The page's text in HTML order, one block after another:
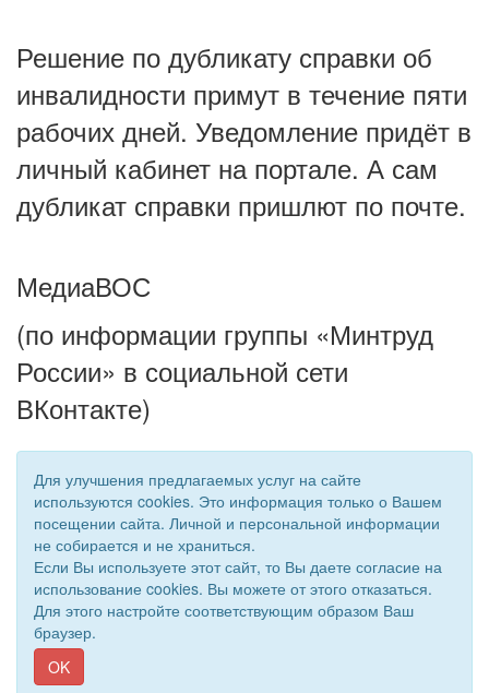
Решение по дубликату справки об
инвалидности примут в течение пяти
рабочих дней. Уведомление придёт в
личный кабинет на портале. А сам
дубликат справки пришлют по почте.
МедиаВОС
(по информации группы «Минтруд
России» в социальной сети
ВКонтакте)
© 2019 - 2026 Астраханская областная организация ВОС. Все
права защищены.
Сайт создан при поддержке «
Для улучшения предлагаемых услуг на сайте
используются cookies. Это информация только о Вашем
посещении сайта. Личной и персональной информации
не собирается и не храниться.
Если Вы используете этот сайт, то Вы даете согласие на
использование cookies. Вы можете от этого отказаться.
Для этого настройте соответствующим образом Ваш
браузер.
OK